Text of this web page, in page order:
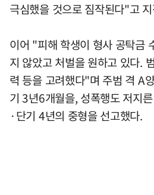
극심했을 것으로 짐작된다"고
이어 "피해 학생이 형사 공탁금
지 않았고 처벌을 원하고 있다.
력 등을 고려했다"며 주범 격 A
기 3년6개월을, 성폭행도 저지
·단기 4년의 중형을 선고했다.